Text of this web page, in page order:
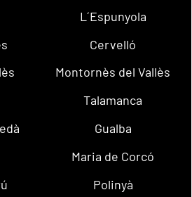
L´Espunyola
Cervelló
Montornès del Vallès
Talamanca
Gualba
Maria de Corcó
Polinyà